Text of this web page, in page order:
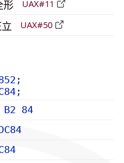
形 UAX#11
UAX#50
B2 84